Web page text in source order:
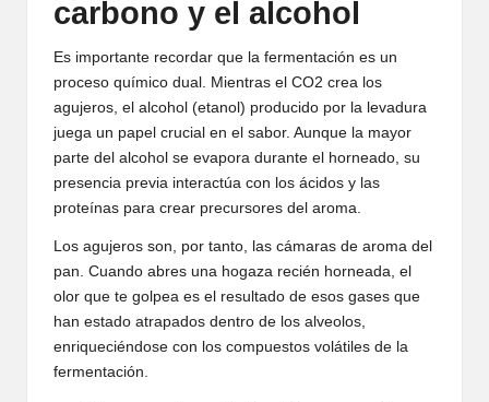
carbono y el alcohol
Es importante recordar que la fermentación es un
proceso químico dual. Mientras el CO2 crea los
agujeros, el alcohol (etanol) producido por la levadura
juega un papel crucial en el sabor. Aunque la mayor
parte del alcohol se evapora durante el horneado, su
presencia previa interactúa con los ácidos y las
proteínas para crear precursores del aroma.
Los agujeros son, por tanto, las cámaras de aroma del
pan. Cuando abres una hogaza recién horneada, el
olor que te golpea es el resultado de esos gases que
han estado atrapados dentro de los alveolos,
enriqueciéndose con los compuestos volátiles de la
fermentación.